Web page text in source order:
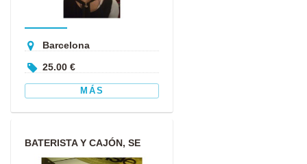
Barcelona
25.00 €
MÁS
BATERISTA Y CAJÓN, SE